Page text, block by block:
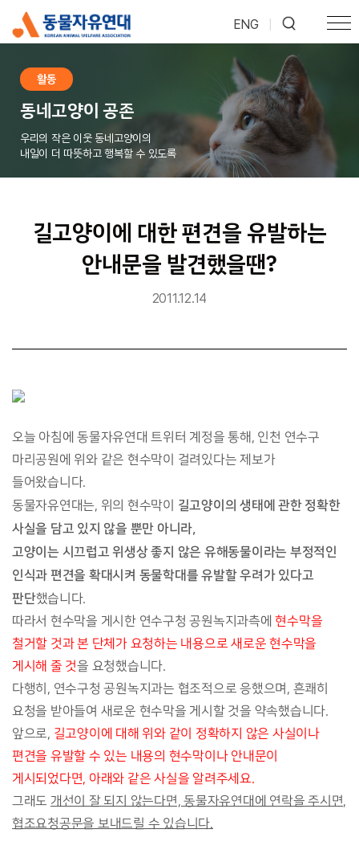
ENG
활동
동네고양이 공존
우리의 작은 이웃 동네고양이의
내일이 더 따뜻하고 행복할 수 있도록
길고양이에 대한 편견을 유발하는
안내문을 발견했을땐?
2011.12.14
오늘 아침에 동물자유연대 트위터 계정을 통해, 인천 연수구
마리공원에 위와 같은 현수막이 걸려있다는 제보가
들어왔습니다.
동물자유연대는, 위의 현수막이 길고양이의 생태에 관한 정확한
사실을 담고 있지 않을 뿐만 아니라,
고양이는 시끄럽고 위생상 좋지 않은 유해동물이라는 부정적인
인식과 편견을 확대시켜 동물학대를 유발할 우려가 있다고
판단했습니다.
따라서 현수막을 게시한 연수구청 공원녹지과측에현수막을
철거할 것과 본 단체가 요청하는 내용으로 새로운 현수막을
게시해 줄 것을 요청했습니다.
다행히, 연수구청 공원녹지과는 협조적으로 응했으며, 흔쾌히
요청을 받아들여 새로운 현수막을 게시할 것을 약속했습니다.
앞으로, 길고양이에 대해 위와 같이 정확하지 않은 사실이나
편견을 유발할 수 있는 내용의 현수막이나 안내문이
게시되었다면, 아래와 같은 사실을 알려주세요.
그래도 개선이 잘 되지 않는다면, 동물자유연대에 연락을 주시면,
협조요청공문을 보내드릴 수 있습니다.